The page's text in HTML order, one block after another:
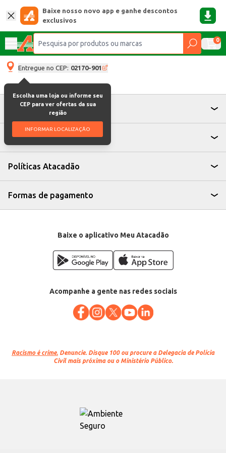
Baixe nosso novo app e ganhe descontos
exclusivos
0
Entregue no CEP: 02170-901
Escolha uma loja ou informe seu
CEP para ver ofertas da sua
região
INFORMAR LOCALIZAÇÃO
Atendimento
Institucional
Políticas Atacadão
Formas de pagamento
Baixe o aplicativo Meu Atacadão
Acompanhe a gente nas redes sociais
Racismo é crime. Denuncie. Disque 100 ou procure a Delegacia de Polícia
Civil mais próxima ou o Ministério Público.